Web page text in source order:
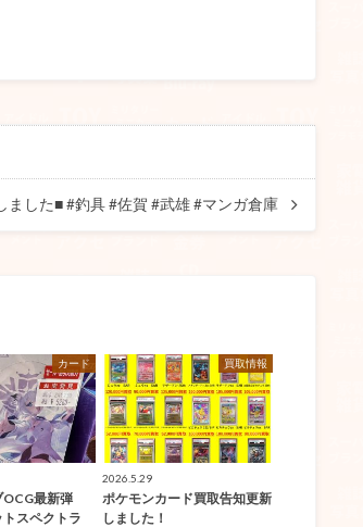
ました■ #釣具 #佐賀 #武雄 #マンガ倉庫
カード
最新弾
トスペクトラ
買取情報
2026.5.29
ポケモンカード買取告知更新
しました！